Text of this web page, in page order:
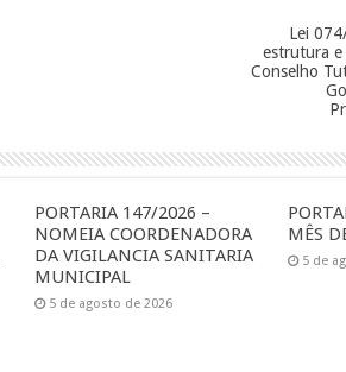
Lei
estrutura
Conselho
PORTARIA 147/2026 –
NOMEIA COORDENADORA
DA VIGILANCIA SANITARIA
MUNICIPAL
5 de agosto de 2026
MÊS
5 de